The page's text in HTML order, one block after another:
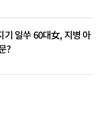
기 일쑤 60대女, 지병 아
?